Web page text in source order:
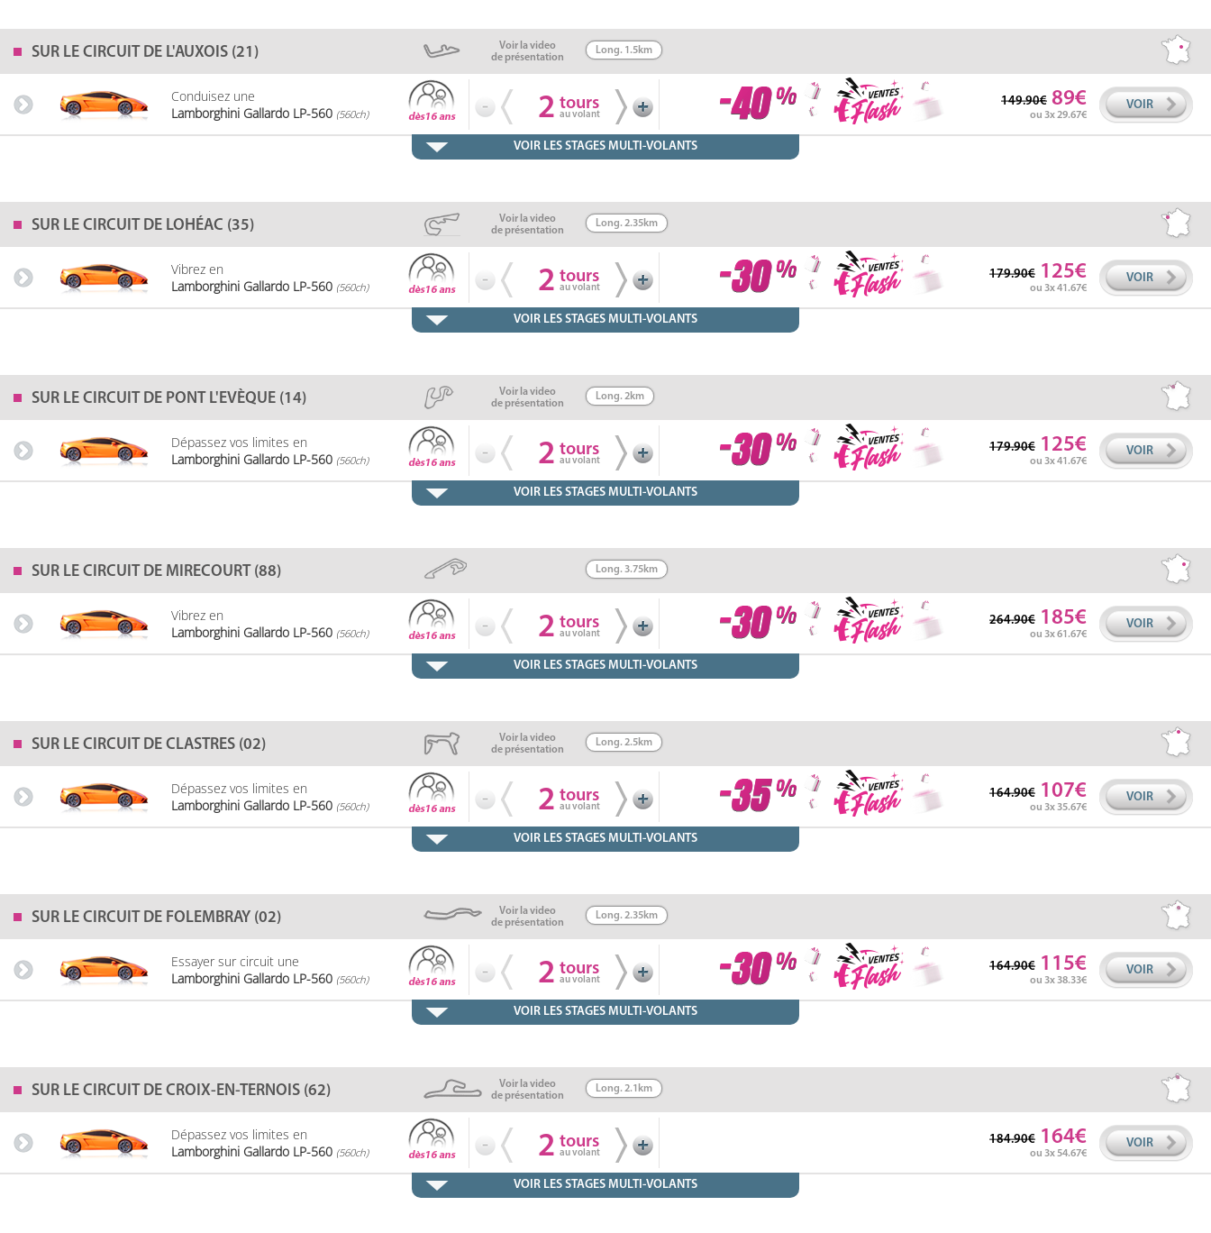
SUR LE CIRCUIT DE L'AUXOIS (21)
Voir la video
de présentation
Long. 1.5km
Conduisez une
Lamborghini Gallardo LP-560 (560ch) 2 tours
au volant
149.90 89
ou 3x 29.67
VOIR
VOIR LES STAGES MULTI-VOLANTS
SUR LE CIRCUIT DE LOHÉAC (35)
Voir la video
de présentation
Long. 2.35km
Vibrez en
Lamborghini Gallardo LP-560 (560ch) 2 tours
au volant
179.90 125
ou 3x 41.67
VOIR
VOIR LES STAGES MULTI-VOLANTS
SUR LE CIRCUIT DE PONT L'EVÈQUE (14)
Voir la video
de présentation
Long. 2km
Dépassez vos limites en
Lamborghini Gallardo LP-560 (560ch) 2 tours
au volant
179.90 125
ou 3x 41.67
VOIR
VOIR LES STAGES MULTI-VOLANTS
SUR LE CIRCUIT DE MIRECOURT (88) Long. 3.75km
Vibrez en
Lamborghini Gallardo LP-560 (560ch) 2 tours
au volant
264.90 185
ou 3x 61.67
VOIR
VOIR LES STAGES MULTI-VOLANTS
SUR LE CIRCUIT DE CLASTRES (02)
Voir la video
de présentation
Long. 2.5km
Dépassez vos limites en
Lamborghini Gallardo LP-560 (560ch) 2 tours
au volant
164.90 107
ou 3x 35.67
VOIR
VOIR LES STAGES MULTI-VOLANTS
SUR LE CIRCUIT DE FOLEMBRAY (02)
Voir la video
de présentation
Long. 2.35km
Essayer sur circuit une
Lamborghini Gallardo LP-560 (560ch) 2 tours
au volant
164.90 115
ou 3x 38.33
VOIR
VOIR LES STAGES MULTI-VOLANTS
SUR LE CIRCUIT DE CROIX-EN-TERNOIS (62)
Voir la video
de présentation
Long. 2.1km
Dépassez vos limites en
Lamborghini Gallardo LP-560 (560ch) 2 tours
au volant
184.90 164
ou 3x 54.67
VOIR
VOIR LES STAGES MULTI-VOLANTS